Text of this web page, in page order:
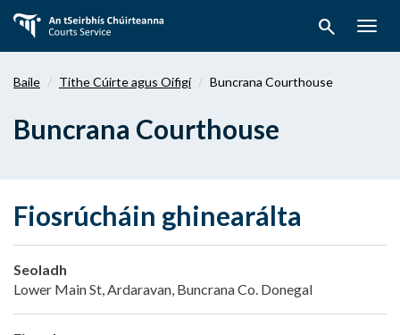
aghaidh
search
Baile Tithe Cúirte agus Oifigí Buncrana Courthouse
Buncrana Courthouse
Fiosrúcháin ghinearálta
Seoladh
Lower Main St, Ardaravan, Buncrana Co. Donegal